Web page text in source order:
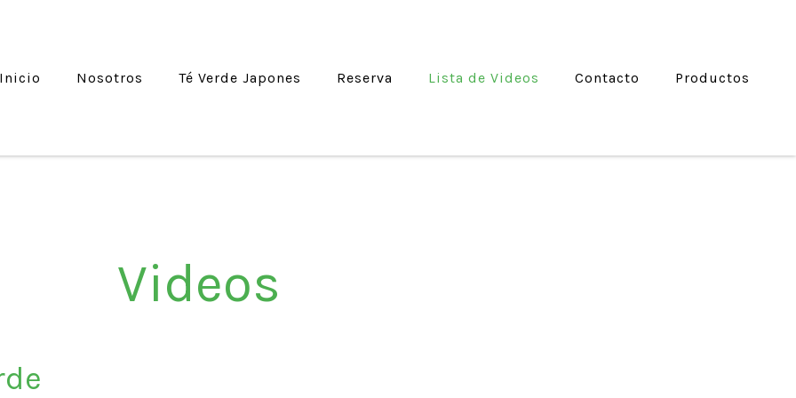
Inicio Nosotros Té Verde Japones Reserva Lista de Videos Contacto Productos
Videos